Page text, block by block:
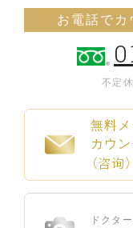
お電話でカ
不定休
無料
カウ
（咨询）
ドクタ